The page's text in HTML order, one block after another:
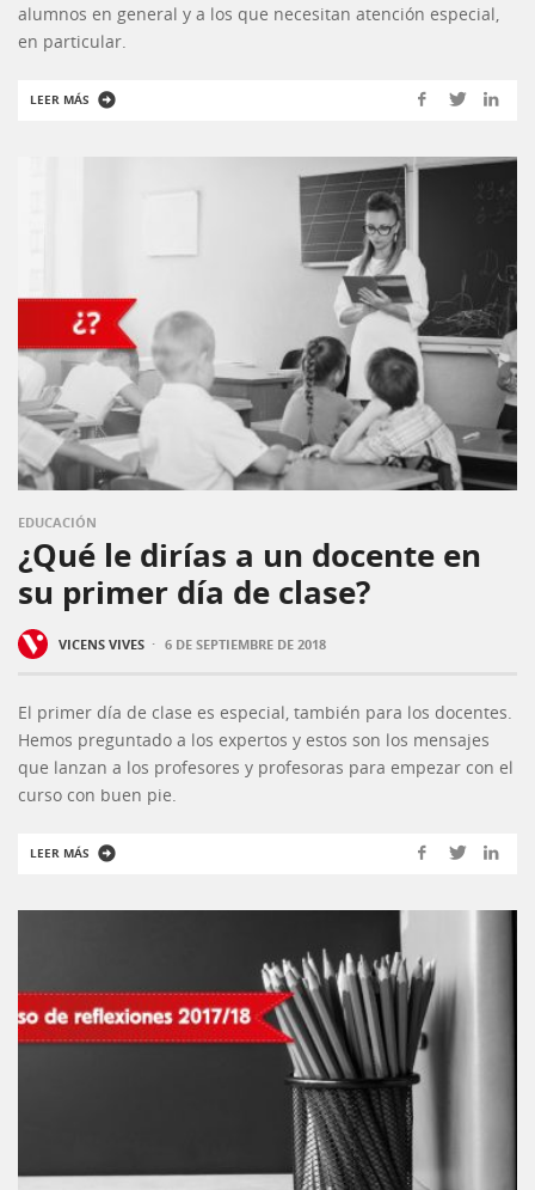
alumnos en general y a los que necesitan atención especial,
en particular.
LEER MÁS
EDUCACIÓN
¿Qué le dirías a un docente en
su primer día de clase?
VICENS VIVES · 6 DE SEPTIEMBRE DE 2018
El primer día de clase es especial, también para los docentes.
Hemos preguntado a los expertos y estos son los mensajes
que lanzan a los profesores y profesoras para empezar con el
curso con buen pie.
LEER MÁS